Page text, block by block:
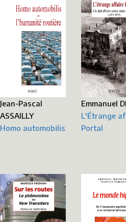
Jean-Pascal
ASSAILLY
Homo automobilis
Emmanuel
L'Étrange
Portal